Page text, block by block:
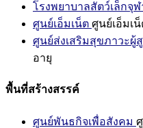
โรงพยาบาลสัตว์เล็กจุฬ
ศูนย์เอ็มเน็ต ศูนย์เอ็มเ
ศูนย์ส่งเสริมสุขภาวะผู้
อายุ
พื้นที่สร้างสรรค์
ศูนย์พันธกิจเพื่อสังคม